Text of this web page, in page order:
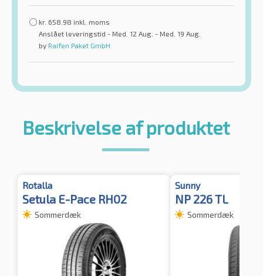
kr. 658.98 inkl. moms
Anslået leveringstid - Med. 12 Aug. - Med. 19 Aug.
by Raifen Paket GmbH
Beskrivelse af produktet
Rotalla
Setula E-Pace RH02
Sommerdæk
Sunny
NP 226 TL
Sommerdæk